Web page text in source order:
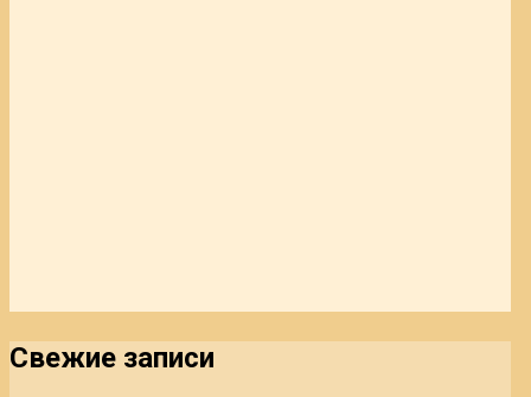
Свежие записи